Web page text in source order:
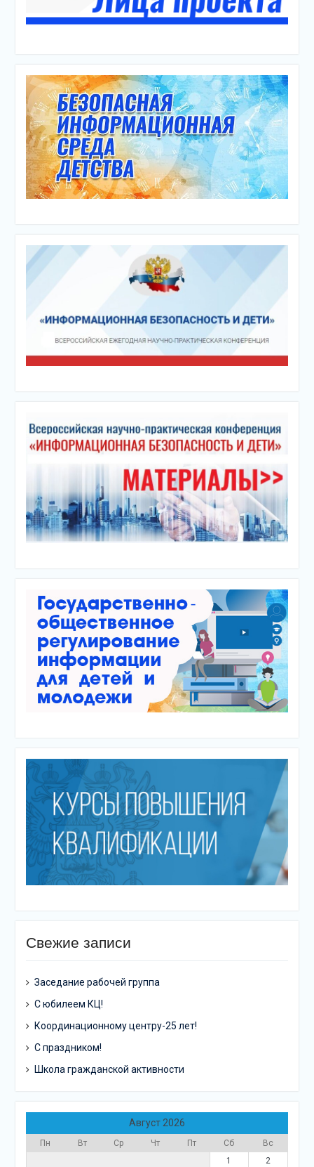
Свежие записи
Заседание рабочей группа
С юбилеем КЦ!
Координационному центру-25 лет!
С праздником!
Школа гражданской активности
Август 2026
Пн Вт Ср Чт Пт Сб
Вс
1
2